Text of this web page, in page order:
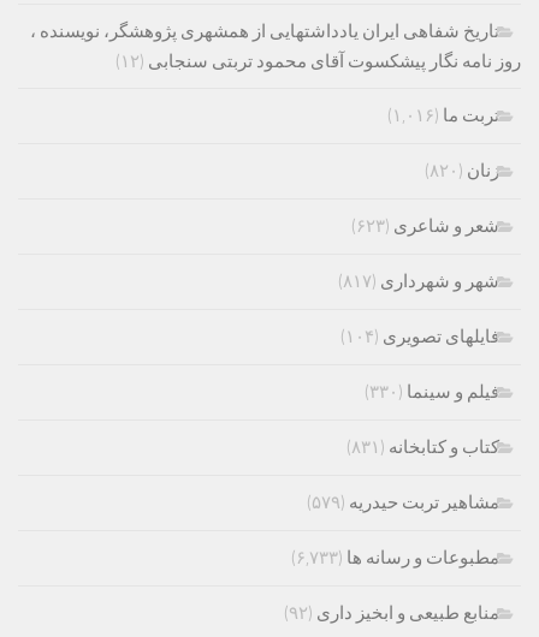
تاریخ شفاهی ایران یادداشتهایی از همشهری پژوهشگر، نویسنده ،
روز نامه نگار پیشکسوت آقای محمود تربتی سنجابی (۱۲)
تربت ما (۱,۰۱۶)
زنان (۸۲۰)
شعر و شاعری (۶۲۳)
شهر و شهرداری (۸۱۷)
فایلهای تصویری (۱۰۴)
فیلم و سینما (۳۳۰)
کتاب و کتابخانه (۸۳۱)
مشاهیر تربت حیدریه (۵۷۹)
مطبوعات و رسانه ها (۶,۷۳۳)
منابع طبیعی و ابخیز داری (۹۲)